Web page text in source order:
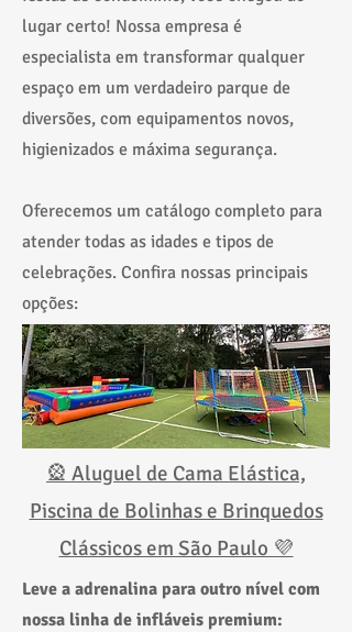
lugar certo! Nossa empresa é
especialista em transformar qualquer
espaço em um verdadeiro parque de
diversões, com equipamentos novos,
higienizados e máxima segurança.
Oferecemos um catálogo completo para
atender todas as idades e tipos de
celebrações. Confira nossas principais
opções:
🎡 Aluguel de Cama Elástica,
Piscina de Bolinhas e Brinquedos
Clássicos em São Paulo 💜
Leve a adrenalina para outro nível com
nossa linha de infláveis premium: